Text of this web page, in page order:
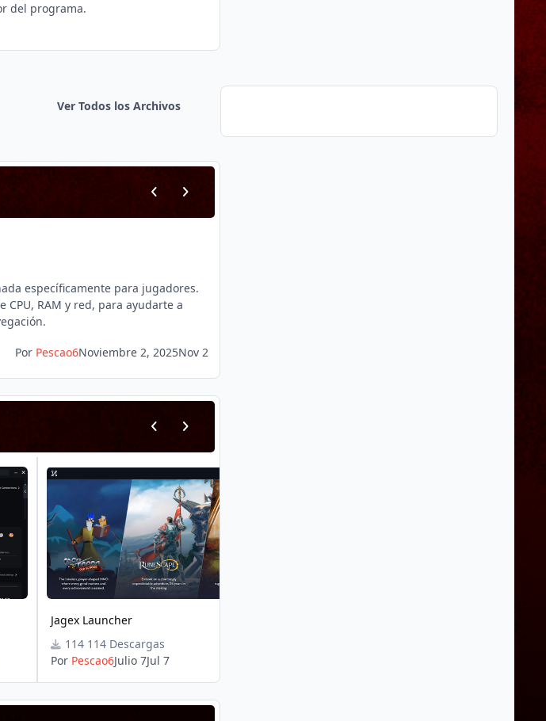
del programa.
Ver Todos los Archivos
Previous carousel slide
Next carousel slide
específicamente para jugadores.
RAM y red, para ayudarte a
Por Pescao6Noviembre 2, 2025Nov 2
Previous carousel slide
Next carousel slide
Jagex Launcher
Jagex Launcher
114 Descargas
Por Pescao6Julio 7Jul 7